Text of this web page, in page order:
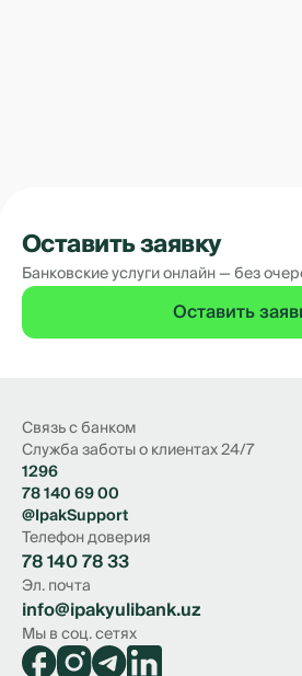
Оставить заявку
Банковские услуги онлайн — без
Оставить
Связь с банком
Служба заботы о клиентах 24/7
1296
78 140 69 00
@IpakSupport
Телефон доверия
78 140 78 33
Эл. почта
info@ipakyulibank.uz
Мы в соц. сетях